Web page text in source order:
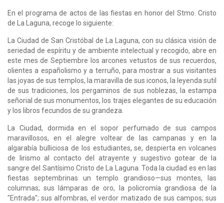
En el programa de actos de las fiestas en honor del Stmo. Cristo
de La Laguna, recoge lo siguiente:
La Ciudad de San Cristóbal de La Laguna, con su clásica visión de
seriedad de espíritu y de ambiente intelectual y recogido, abre en
este mes de Septiembre los arcones vetustos de sus recuerdos,
olientes a españolismo y a terruño, para mostrar a sus visitantes
las joyas de sus templos, la maravilla de sus iconos, la leyenda sutil
de sus tradiciones, los pergaminos de sus noblezas, la estampa
señorial de sus monumentos, los trajes elegantes de su educación
y los libros fecundos de su grandeza.
La Ciudad, dormida en el sopor perfumado de sus campos
maravillosos, en el alegre voltear de las campanas y en la
algarabía bulliciosa de los estudiantes, se, despierta en volcanes
de lirismo al contacto del atrayente y sugestivo gotear de la
sangre del Santísimo Cristo de La Laguna. Toda la ciudad es en las
fiestas septembrinas un templo grandioso—sus montes, las
columnas; sus lámparas de oro, la policromía grandiosa de la
"Entrada"; sus alfombras, el verdor matizado de sus campos; sus